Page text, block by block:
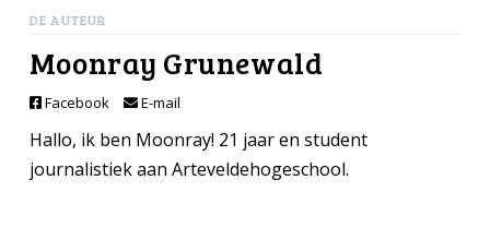
DE AUTEUR
Moonray Grunewald
Facebook E-mail
Hallo, ik ben Moonray! 21 jaar en student
journalistiek aan Arteveldehogeschool.